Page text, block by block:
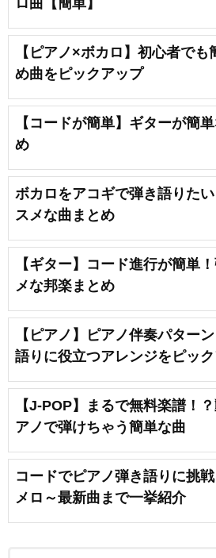
ロ曲【簡単】
【ピアノ×ボカロ】初心者で
め曲をピックアップ
【コードが簡単】ギターが簡
め
ボカロをアコギで弾き語りた
スメな曲まとめ
【ギター】コード進行が簡単
メな邦楽まとめ
【ピアノ】ピアノ伴奏パター
語りに役立つアレンジをピッ
【J-POP】まるで無料楽譜！
アノで弾けちゃう簡単な曲
コードでピアノ弾き語りに挑
メロ～最新曲まで一挙紹介